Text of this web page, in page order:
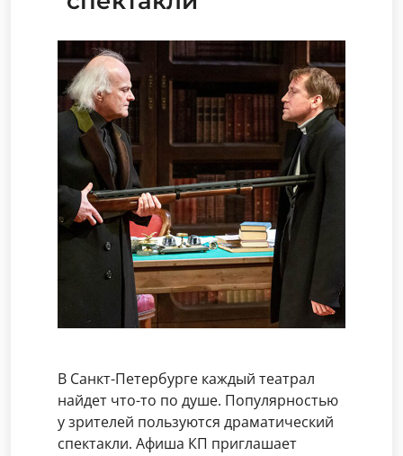
В Санкт-Петербурге каждый театрал
найдет что-то по душе. Популярностью
у зрителей пользуются драматический
спектакли. Афиша КП приглашает